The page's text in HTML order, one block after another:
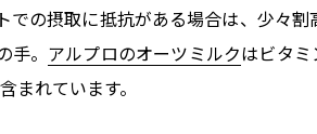
での摂取に抵抗がある場合は、少々
。 アルプロのオーツミルクはビタ
まれています。